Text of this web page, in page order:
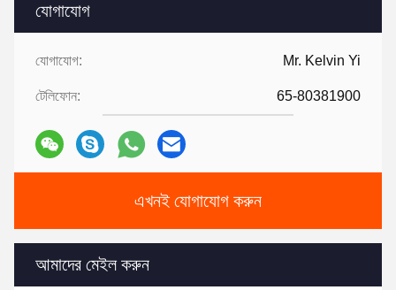
যোগাযোগ
যোগাযোগ: Mr. Kelvin Yi
টেলিফোন: 65-80381900
এখনই যোগাযোগ করুন
আমাদের মেইল করুন